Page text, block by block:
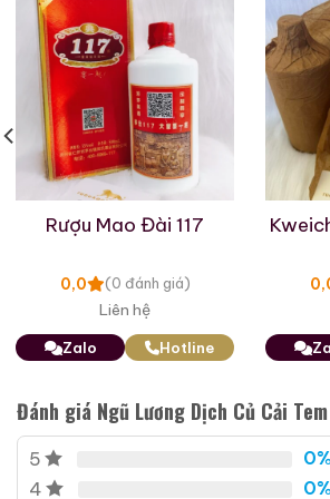
Hầm cổ rất quý giá có từ triều
Và Wuliangye – Ngũ lươnng dịch
hầm cổ rất quý giá có từ triều
ngành rượu.
Rượu Mao Đài 117
0,0 (0 đánh giá)
Liên hệ
Zalo Hotline
Đánh giá Ngũ Lương Dịch Củ Cải
5 0%
4
0%